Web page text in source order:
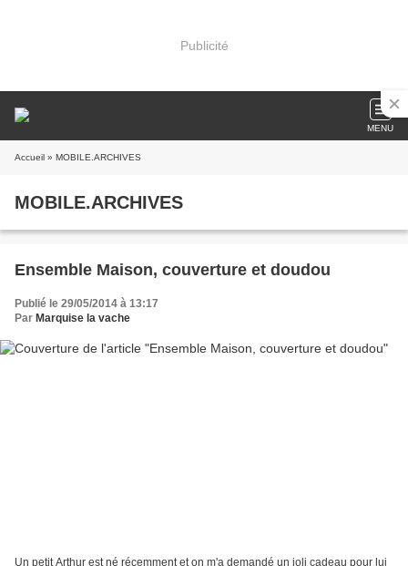
Publicité
MENU
Accueil » MOBILE.ARCHIVES
MOBILE.ARCHIVES
Ensemble Maison, couverture et doudou
Publié le 29/05/2014 à 13:17
Par Marquise la vache
Un petit Arthur est né récemment et on m'a demandé un joli cadeau pour lui